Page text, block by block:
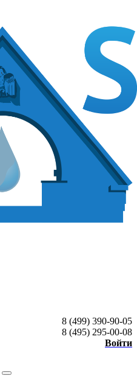
8 (499) 390-90-05
8 (495) 295-00-08
Войти